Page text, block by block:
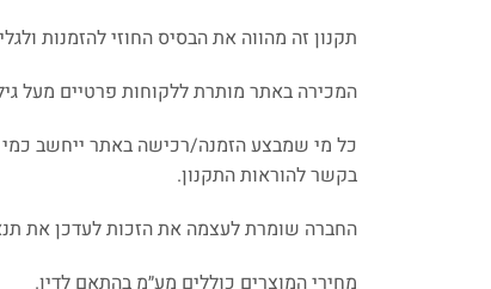
תקנון זה מהווה את הבסיס החוזי להזמנות
המכירה באתר מותרת ללקוחות פרטיים מעל גיל 18
כל מי שמבצע הזמנה/רכישה באתר ייחשב כמי
בקשר להוראות התקנון.
החברה שומרת לעצמה את הזכות לעדכן את
מחירי המוצרים כוללים מע״מ בהתאם לדין.